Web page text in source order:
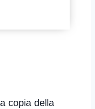
copia della